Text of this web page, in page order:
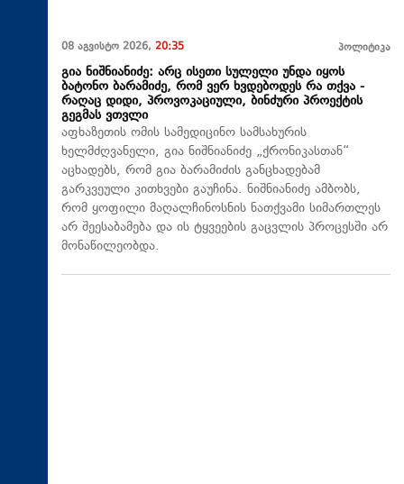
08 აგვისტო 2026, 20:35 პოლიტიკა
გია ნიშნიანიძე: არც ისეთი სულელი უნდა იყოს
ბატონო ბარამიძე, რომ ვერ ხვდებოდეს რა თქვა -
რაღაც დიდი, პროვოკაციული, ბინძური პროექტის
გეგმას ვთვლი
აფხაზეთის ომის სამედიცინო სამსახურის
ხელმძღვანელი, გია ნიშნიანიძე „ქრონიკასთან“
აცხადებს, რომ გია ბარამიძის განცხადებამ
გარკვეული კითხვები გაუჩინა. ნიშნიანიძე ამბობს,
რომ ყოფილი მაღალჩინოსნის ნათქვამი სიმართლეს
არ შეესაბამება და ის ტყვეების გაცვლის პროცესში არ
მონაწილეობდა.